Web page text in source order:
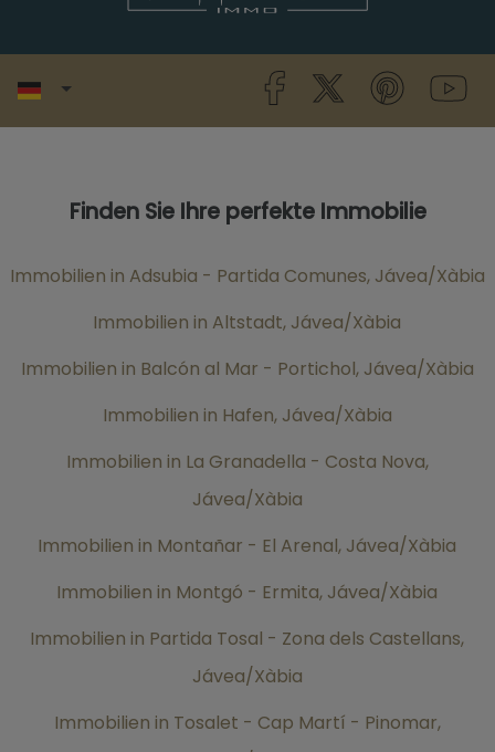
Finden Sie Ihre perfekte Immobilie
Immobilien in Adsubia - Partida Comunes, Jávea/Xàbia
Immobilien in Altstadt, Jávea/Xàbia
Immobilien in Balcón al Mar - Portichol, Jávea/Xàbia
Immobilien in Hafen, Jávea/Xàbia
Immobilien in La Granadella - Costa Nova,
Jávea/Xàbia
Immobilien in Montañar - El Arenal, Jávea/Xàbia
Immobilien in Montgó - Ermita, Jávea/Xàbia
Immobilien in Partida Tosal - Zona dels Castellans,
Jávea/Xàbia
Immobilien in Tosalet - Cap Martí - Pinomar,